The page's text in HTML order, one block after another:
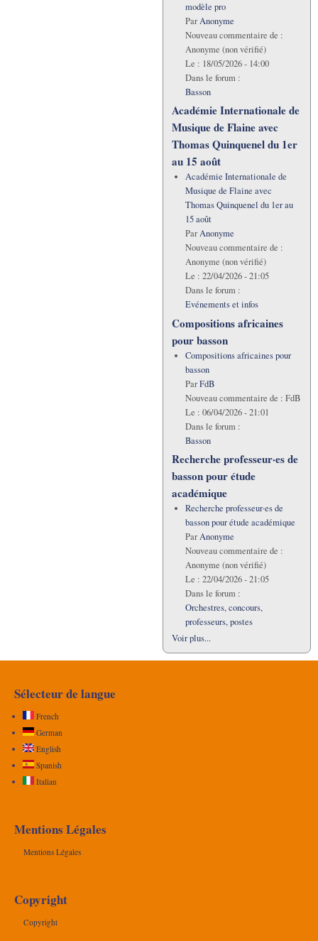
modèle pro
ParAnonyme
Nouveau commentaire de :
Anonyme (non vérifié)
Le : 18/05/2026 - 14:00
Dans le forum :
Basson
Académie Internationale de
Musique de Flaine avec
Thomas Quinquenel du 1er
au 15 août
Académie Internationale de
Musique de Flaine avec
Thomas Quinquenel du 1er au
15 août
ParAnonyme
Nouveau commentaire de :
Anonyme (non vérifié)
Le : 22/04/2026 - 21:05
Dans le forum :
Evénements et infos
Compositions africaines
pour basson
Compositions africaines pour
basson
ParFdB
Nouveau commentaire de : FdB
Le : 06/04/2026 - 21:01
Dans le forum :
Basson
Recherche professeur·es de
basson pour étude
académique
Recherche professeur·es de
basson pour étude académique
ParAnonyme
Nouveau commentaire de :
Anonyme (non vérifié)
Le : 22/04/2026 - 21:05
Dans le forum :
Orchestres, concours,
professeurs, postes
Voir plus...
Sélecteur de langue
French
German
English
Spanish
Italian
Mentions Légales
Mentions Légales
Copyright
Copyright